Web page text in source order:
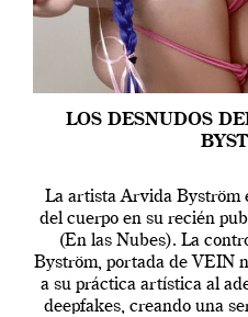
LOS DESNUDOS
La artista Arvida Byström
del cuerpo en su recién
(En las Nubes). La
Byström, portada de VEIN
a su práctica artística al
deepfakes, creando una